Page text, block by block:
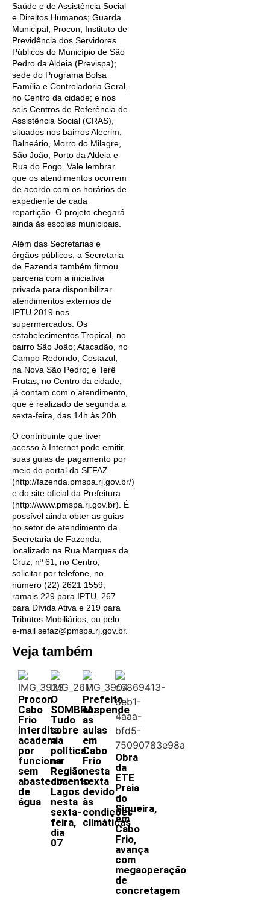
Saúde e de Assistência Social
e Direitos Humanos; Guarda
Municipal; Procon; Instituto de
Previdência dos Servidores
Públicos do Município de São
Pedro da Aldeia (Previspa);
sede do Programa Bolsa
Família e Controladoria Geral,
no Centro da cidade; e nos
seis Centros de Referência de
Assistência Social (CRAS),
situados nos bairros Alecrim,
Balneário, Morro do Milagre,
São João, Porto da Aldeia e
Rua do Fogo. Vale lembrar
que os atendimentos ocorrem
de acordo com os horários de
expediente de cada
repartição. O projeto chegará
ainda às escolas municipais.
Além das Secretarias e
órgãos públicos, a Secretaria
de Fazenda também firmou
parceria com a iniciativa
privada para disponibilizar
atendimentos externos de
IPTU 2019 nos
supermercados. Os
estabelecimentos Tropical, no
bairro São João; Atacadão, no
Campo Redondo; Costazul,
na Nova São Pedro; e Terê
Frutas, no Centro da cidade,
já contam com o atendimento,
que é realizado de segunda a
sexta-feira, das 14h às 20h.
O contribuinte que tiver
acesso à Internet pode emitir
suas guias de pagamento por
meio do portal da SEFAZ
(http://fazenda.pmspa.rj.gov.br/)
e do site oficial da Prefeitura
(http://www.pmspa.rj.gov.br). É
possível ainda obter as guias
no setor de atendimento da
Secretaria de Fazenda,
localizado na Rua Marques da
Cruz, nº 61, no Centro;
solicitar por telefone, no
número (22) 2621 1559,
ramais 229 para IPTU, 267
para Dívida Ativa e 219 para
Tributos Mobiliários, ou pelo
e-mail sefaz@pmspa.rj.gov.br.
Veja também
Procon
Cabo
Frio
interdita
academia
por
funcionar
sem
abastecimento
de
água
O
SOMBRA:
Tudo
sobre
a
política
na
Região
dos
Lagos
nesta
sexta-
feira,
dia
07
Prefeito
suspende
as
aulas
em
Cabo
Frio
nesta
sexta
devido
às
condições
climáticas
Obra
da
ETE
Praia
do
Siqueira,
em
Cabo
Frio,
avança
com
megaoperação
de
concretagem